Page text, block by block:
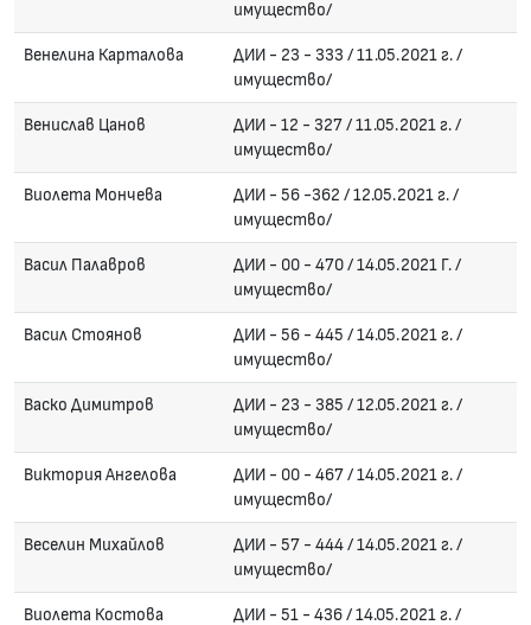
имущество/
Венелина Карталова
ДИИ - 23 - 333 / 11.05.2021 г. /
имущество/
Венислав Цанов
ДИИ - 12 - 327 / 11.05.2021 г. /
имущество/
Виолета Мончева
ДИИ - 56 -362 / 12.05.2021 г. /
имущество/
Васил Палавров
ДИИ - 00 - 470 / 14.05.2021 Г. /
имущество/
Васил Стоянов
ДИИ - 56 - 445 / 14.05.2021 г. /
имущество/
Васко Димитров
ДИИ - 23 - 385 / 12.05.2021 г. /
имущество/
Виктория Ангелова
ДИИ - 00 - 467 / 14.05.2021 г. /
имущество/
Веселин Михайлов
ДИИ - 57 - 444 / 14.05.2021 г. /
имущество/
Виолета Костова ДИИ - 51 - 436 / 14.05.2021 г. /